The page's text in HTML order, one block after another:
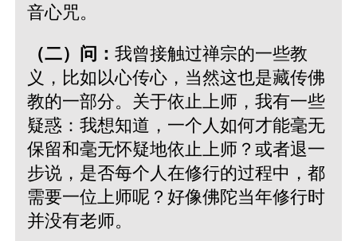
音心咒。
（二）问： 我曾接触过禅宗的一些教
义，比如以心传心，当然这也是藏传佛
教的一部分。关于依止上师，我有一些
疑惑：我想知道，一个人如何才能毫无
保留和毫无怀疑地依止上师？或者退一
步说，是否每个人在修行的过程中，都
需要一位上师呢？好像佛陀当年修行时
并没有老师。